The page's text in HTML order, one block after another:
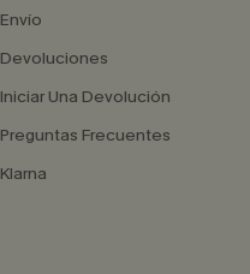
Envío
Devoluciones
Iniciar Una Devolución
Preguntas Frecuentes
Klarna